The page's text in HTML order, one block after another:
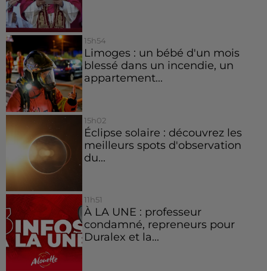
15h54
Limoges : un bébé d'un mois
blessé dans un incendie, un
appartement...
15h02
Éclipse solaire : découvrez les
meilleurs spots d'observation
du...
11h51
À LA UNE : professeur
condamné, repreneurs pour
Duralex et la...